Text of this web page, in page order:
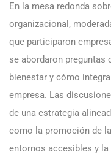
En la mesa redonda
organizacional,
que participaron
se abordaron preguntas
bienestar y cómo
empresa. Las
de una estrategia
como la promoción de
entornos accesibles y